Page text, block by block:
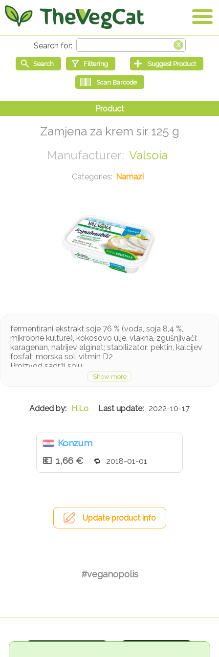
Zamjena za krem sir 125 g
Valsoia
Namazi
fermentirani ekstrakt soje 76 % (voda, soja 8,4 %,
mikrobne kulture), kokosovo ulje, vlakna, zgušnjivači:
karagenan, natrijev alginat; stabilizator: pektin, kalcijev
fosfat; morska sol, vitmin D2
Proizvod sadrži soju
H.Lo 2022-10-17
Konzum
1,66 €
2018-01-01
Update product info
#veganopolis